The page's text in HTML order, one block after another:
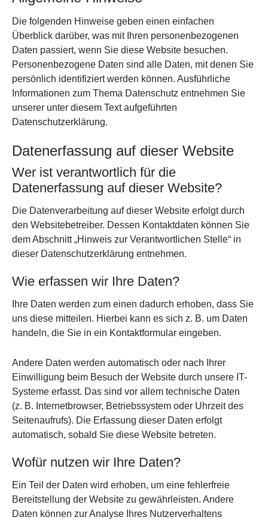
Die folgenden Hinweise geben einen einfachen
Überblick darüber, was mit Ihren personenbezogenen
Daten passiert, wenn Sie diese Website besuchen.
Personenbezogene Daten sind alle Daten, mit denen Sie
persönlich identifiziert werden können. Ausführliche
Informationen zum Thema Datenschutz entnehmen Sie
unserer unter diesem Text aufgeführten
Datenschutzerklärung.
Datenerfassung auf dieser Website
Wer ist verantwortlich für die
Datenerfassung auf dieser Website?
Die Datenverarbeitung auf dieser Website erfolgt durch
den Websitebetreiber. Dessen Kontaktdaten können Sie
dem Abschnitt „Hinweis zur Verantwortlichen Stelle“ in
dieser Datenschutzerklärung entnehmen.
Wie erfassen wir Ihre Daten?
Ihre Daten werden zum einen dadurch erhoben, dass Sie
uns diese mitteilen. Hierbei kann es sich z. B. um Daten
handeln, die Sie in ein Kontaktformular eingeben.
Andere Daten werden automatisch oder nach Ihrer
Einwilligung beim Besuch der Website durch unsere IT-
Systeme erfasst. Das sind vor allem technische Daten
(z. B. Internetbrowser, Betriebssystem oder Uhrzeit des
Seitenaufrufs). Die Erfassung dieser Daten erfolgt
automatisch, sobald Sie diese Website betreten.
Wofür nutzen wir Ihre Daten?
Ein Teil der Daten wird erhoben, um eine fehlerfreie
Bereitstellung der Website zu gewährleisten. Andere
Daten können zur Analyse Ihres Nutzerverhaltens